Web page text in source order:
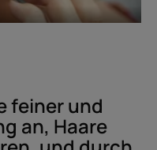
feiner und
an, Haare